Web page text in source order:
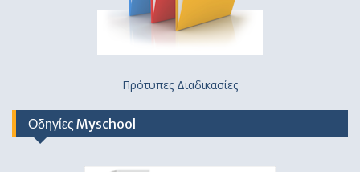
Πρότυπες Διαδικασίες
Οδηγίες Myschool